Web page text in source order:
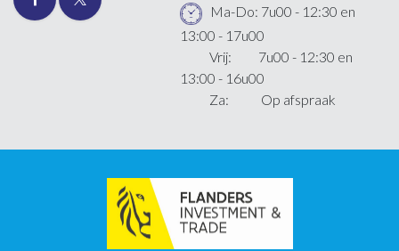
Ma-Do: 7u00 - 12:30 en
13:00 - 17u00
Vrij: 7u00 - 12:30 en
13:00 - 16u00
Za: Op afspraak